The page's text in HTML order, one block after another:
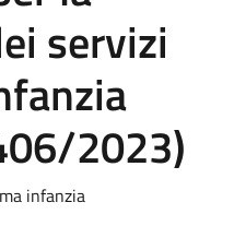
servizi
2023)
infanzia